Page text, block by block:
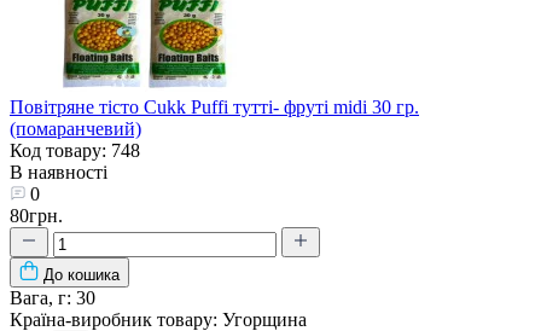
Повітряне тісто Cukk Puffi тутті- фруті midi 30 гр.
(помаранчевий)
Код товару: 748
В наявності
0
80грн.
До кошика
Вага, г: 30
Країна-виробник товару: Угорщина